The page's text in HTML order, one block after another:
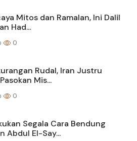
Mitos dan Ramalan, Ini Dalil
Had...
0
Rudal, Iran Justru
Mis...
0
Segala Cara Bendung
Abdul El-Say...